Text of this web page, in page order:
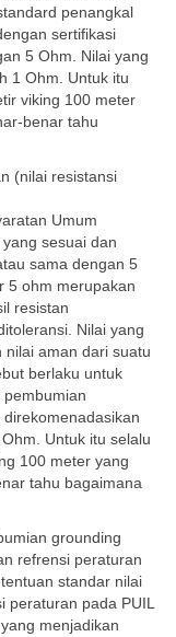
penangkal
sertifikasi
5 Ohm. Nilai yang
1 Ohm. Untuk itu
viking 100 meter
benar tahu
(nilai resistansi
Umum
sesuai dan
sama dengan 5
5 ohm merupakan
resistan
Nilai yang
aman dari suatu
berlaku untuk
Untuk itu selalu
100 meter yang
tahu bagaimana
grounding
refrensi peraturan
standar nilai
peraturan pada PUIL
menjadikan